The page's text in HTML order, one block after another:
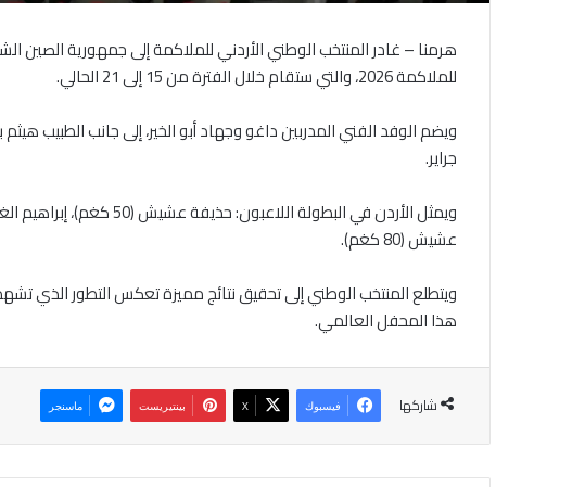
هرمنا – غادر المنتخب الوطني الأردني للملاكمة إلى جمهورية
للملاكمة 2026، والتي ستقام خلال الفترة من 15 إلى 21 الحالي.
ويضم الوفد الفني المدربين داغو وجهاد أبو الخير، إلى جانب الطبيب
جراير.
عشيش (80 كغم).
ويتطلع المنتخب الوطني إلى تحقيق نتائج مميزة تعكس التطور الذي
هذا المحفل العالمي.
شاركها فيسبوك ‫X بينتيريست ماسنجر